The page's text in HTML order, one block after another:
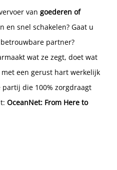
van goederen of
en snel schakelen? Gaat u
partner?
wat ze zegt, doet wat
een gerust hart werkelijk
die 100% zorgdraagt
OceanNet: From Here to